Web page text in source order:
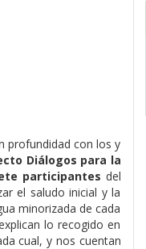
profundidad con los y
Diálogos para la
participantes del
el saludo inicial y la
minorizada de cada
lo recogido en
cual, y nos cuentan